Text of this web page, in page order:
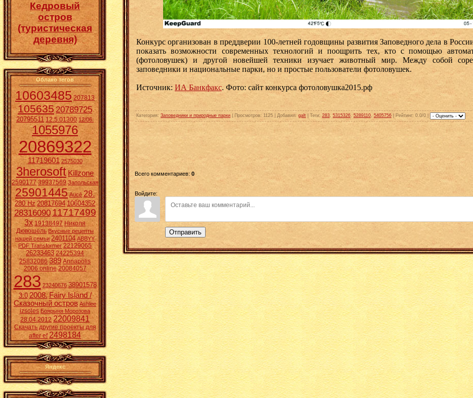
Кедровый
остров
(туристическая
деревня)
Облако тегов
10603485 207813
10563520789725
20795511 12.5.01300 12/06.
1055976
20869322
11719601 2575030
3herosoft Killzone
2590177 39937569 Запольская
25901445 Aucē 28.
280 Hz 20817694 10604352
2831609011717499
3x 19138497 Николя
Дювошель Вкусные рецепты
нашей семьи 2401104 ABBYY
PDF Transformer 22129065
26233463 24225394
25832086 389 Annapolis
2006 online 20084057
283 23240676 38901578
3:0 2008. Fairy Island /
Сказочный остров Ashlee
izsoles Боярыня Морозова
28.04.2012 22009841
Скачать другие проекты для
after ef 2498184
Яндекс
Конкурс организован в преддверии 100-летней годовщины развития Заповедного дела в
показать возможности современных технологий и поощрить тех, кто с помощью
(фотоловушек) и другой новейшей техники изучает животный мир. Между собой
заповедники и национальные парки, но и простые пользователи фотоловушек.
Источник: ИА Банкфакс. Фото: сайт конкурса фотоловушка2015.рф
Категория: Заповедники и природные парки Просмотров: 1125 | Добавил: galt Теги: 283, 5315326, 5289110, 5405756 Рейтинг: 0.0/0 |
Всего комментариев: 0
Войдите:
Отправить